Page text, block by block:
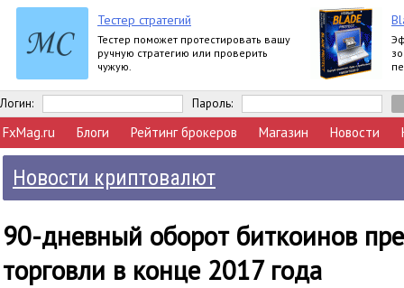
Тестер стратегий
Тестер поможет протестировать вашу
ручную стратегию или проверить
чужую.
Логин: Пароль:
FxMag.ru Блоги Рейтинг брокеров Магазин Новости
Новости криптовалют
90-дневный оборот биткоинов
торговли в конце 2017 года